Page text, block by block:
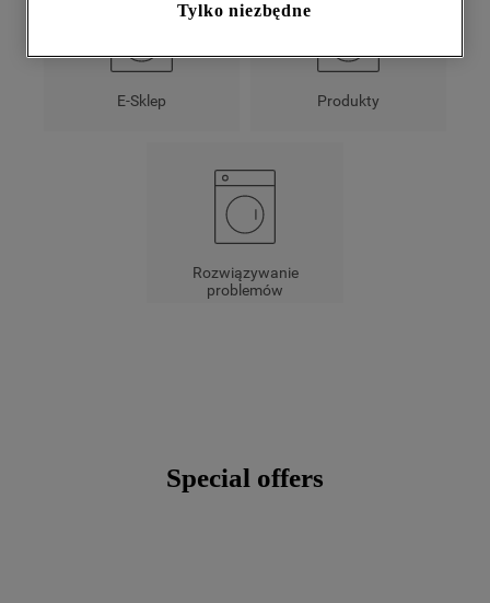
E-Sklep Produkty
Rozwiązywanie
problemów
Special offers
– również w serwisach zewnętrznych i na
marketingowe i profilujące pliki cookie).
znajdą Państwo w naszejPolityce Cookies
Informacje na temat przetwarzania danych
osobowych zbieranych za pośrednictwem
Tylko niezbędne